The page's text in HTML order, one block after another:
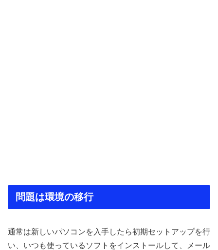
問題は環境の移行
通常は新しいパソコンを入手したら初期セットアップを行
い、いつも使っているソフトをインストールして、メール